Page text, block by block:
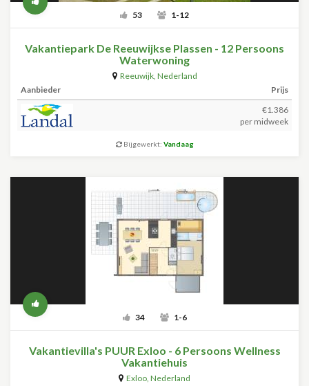
53 1-12
Vakantiepark De Reeuwijkse Plassen - 12 Persoons
Waterwoning
Reeuwijk, Nederland
Aanbieder
Prijs
€1.386
per midweek
Bijgewerkt: Vandaag
34 1-6
Vakantievilla's PUUR Exloo - 6 Persoons Wellness
Vakantiehuis
Exloo, Nederland